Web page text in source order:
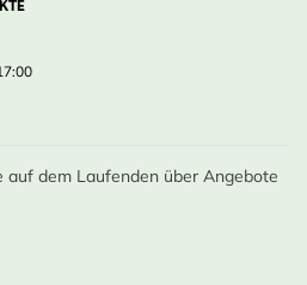
auf dem Laufenden über Angebote